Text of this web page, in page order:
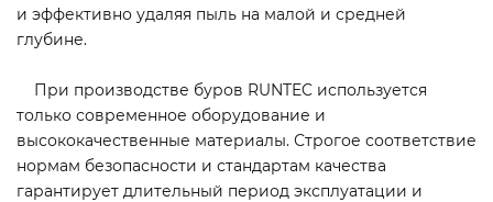
и эффективно удаляя пыль на малой и средней
глубине.
При производстве буров RUNTEC используется
только современное оборудование и
высококачественные материалы. Строгое соответствие
нормам безопасности и стандартам качества
гарантирует длительный период эксплуатации и